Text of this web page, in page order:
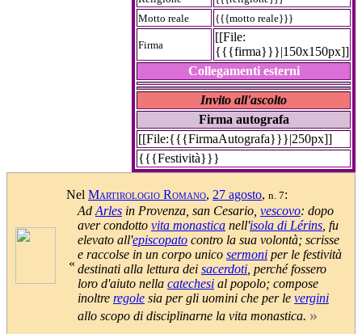
Motto reale
{{{motto reale}}}
Firma
[[File:
{{{firma}}}|150x150px]]
Collegamenti esterni
Invito all'ascolto
Firma autografa
[[File:{{{FirmaAutografa}}}|250px]]
{{{Festività}}}
Nel Martirologio Romano, 27 agosto, n. 7:
«
Ad Arles in Provenza, san Cesario, vescovo: dopo
aver condotto vita monastica nell'isola di Lérins , fu
elevato all'episcopato contro la sua volontà; scrisse
e raccolse in un corpo unico sermoni per le festività
destinati alla lettura dei sacerdoti , perché fossero
loro d'aiuto nella catechesi al popolo; compose
inoltre regole sia per gli uomini che per le vergini
allo scopo di disciplinarne la vita monastica. »